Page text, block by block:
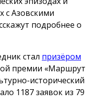
с Азовскими
подробнее о
стал призёром
премии «Маршрут
исторический
1187 заявок из 79